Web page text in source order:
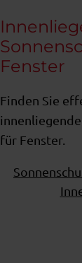
Fenster
Finden Sie
für Fenster.